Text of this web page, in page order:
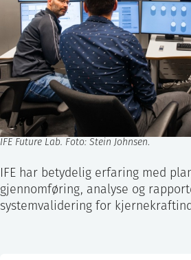
IFE Future Lab. Foto: Stein Johnsen.
IFE har betydelig erfaring med
gjennomføring, analyse og
systemvalidering for